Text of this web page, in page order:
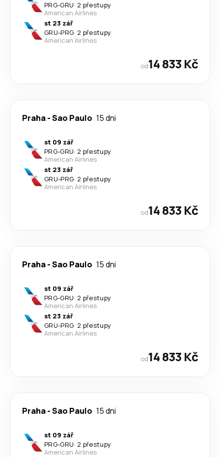
PRG-GRU· 2 přestupy
American Airlines
st 23 zář
GRU-PRG· 2 přestupy
American Airlines
od14 833 Kč
Praha-Sao Paulo 15 dni
st 09 zář
PRG-GRU· 2 přestupy
American Airlines
st 23 zář
GRU-PRG· 2 přestupy
American Airlines
od14 833 Kč
Praha-Sao Paulo 15 dni
st 09 zář
PRG-GRU· 2 přestupy
American Airlines
st 23 zář
GRU-PRG· 2 přestupy
American Airlines
od14 833 Kč
Praha-Sao Paulo 15 dni
st 09 zář
PRG-GRU· 2 přestupy
American Airlines